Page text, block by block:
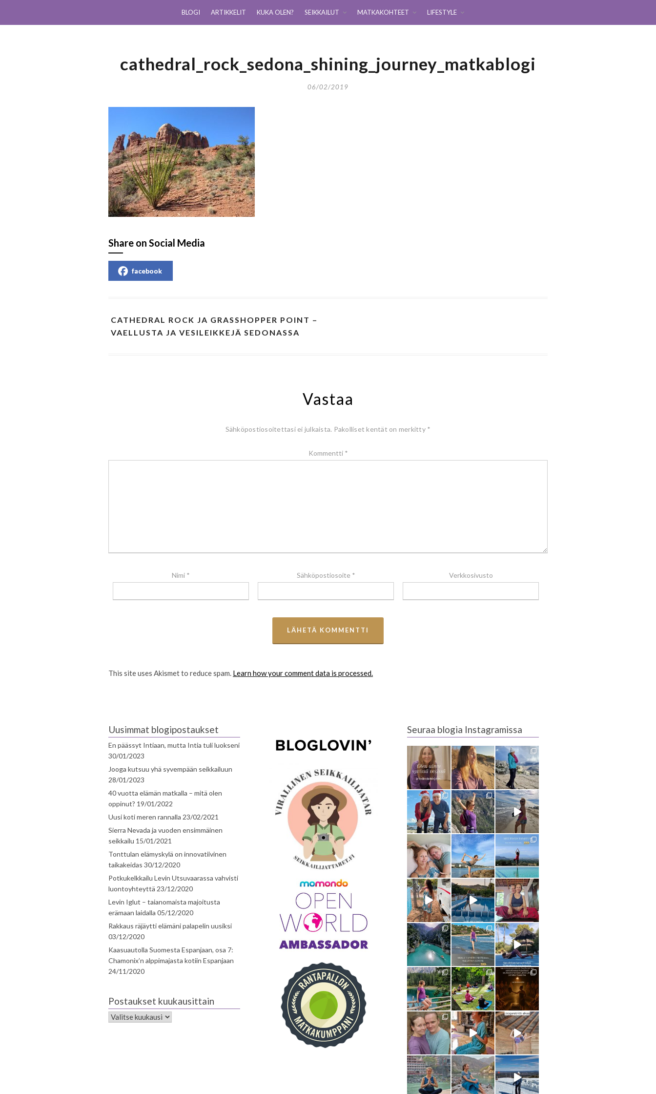
BLOGI ARTIKKELIT KUKA OLEN? SEIKKAILUT MATKAKOHTEET LIFESTYLE
cathedral_rock_sedona_shining_journey_matkablogi
06/02/2019
Share on Social Media
facebook
CATHEDRAL ROCK JA GRASSHOPPER POINT –
VAELLUSTA JA VESILEIKKEJÄ SEDONASSA
Vastaa
Sähköpostiosoitettasi ei julkaista. Pakolliset kentät on merkitty *
Kommentti *
Nimi * Sähköpostiosoite * Verkkosivusto
This site uses Akismet to reduce spam. Learn how your comment data is processed.
Uusimmat blogipostaukset
En päässyt Intiaan, mutta Intia tuli luokseni
30/01/2023
Jooga kutsuu yhä syvempään seikkailuun
28/01/2023
40 vuotta elämän matkalla – mitä olen
oppinut? 19/01/2022
Uusi koti meren rannalla 23/02/2021
Sierra Nevada ja vuoden ensimmäinen
seikkailu 15/01/2021
Tonttulan elämyskylä on innovatiivinen
taikakeidas 30/12/2020
Potkukelkkailu Levin Utsuvaarassa vahvisti
luontoyhteyttä 23/12/2020
Levin Iglut – taianomaista majoitusta
erämaan laidalla 05/12/2020
Rakkaus räjäytti elämäni palapelin uusiksi
03/12/2020
Kaasuautolla Suomesta Espanjaan, osa 7:
Chamonix’n alppimajasta kotiin Espanjaan
24/11/2020
Postaukset kuukausittain
Seuraa blogia Instagramissa